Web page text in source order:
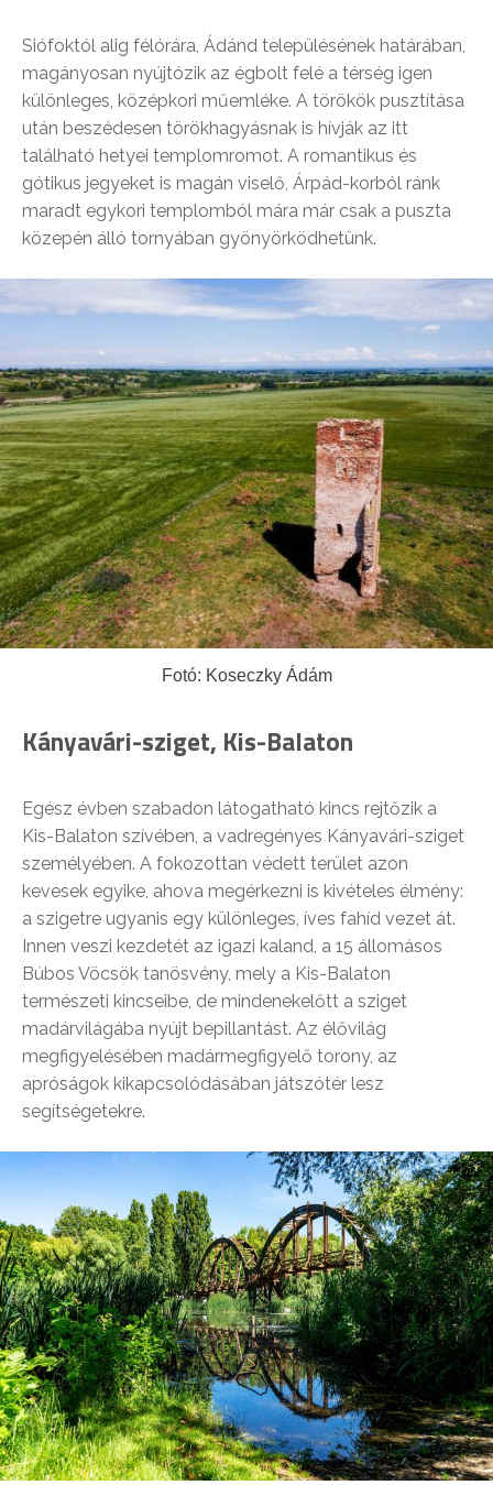
Siófoktól alig félórára, Ádánd településének határában,
magányosan nyújtózik az égbolt felé a térség igen
különleges, középkori műemléke. A törökök pusztítása
után beszédesen törökhagyásnak is hívják az itt
található hetyei templomromot. A romantikus és
gótikus jegyeket is magán viselő, Árpád-korból ránk
maradt egykori templomból mára már csak a puszta
közepén álló tornyában gyönyörködhetünk.
Fotó: Koseczky Ádám
Kányavári-sziget, Kis-Balaton
Egész évben szabadon látogatható kincs rejtőzik a
Kis-Balaton szívében, a vadregényes Kányavári-sziget
személyében. A fokozottan védett terület azon
kevesek egyike, ahova megérkezni is kivételes élmény:
a szigetre ugyanis egy különleges, íves fahíd vezet át.
Innen veszi kezdetét az igazi kaland, a 15 állomásos
Búbos Vöcsök tanösvény, mely a Kis-Balaton
természeti kincseibe, de mindenekelőtt a sziget
madárvilágába nyújt bepillantást. Az élővilág
megfigyelésében madármegfigyelő torony, az
apróságok kikapcsolódásában játszótér lesz
segítségetekre.